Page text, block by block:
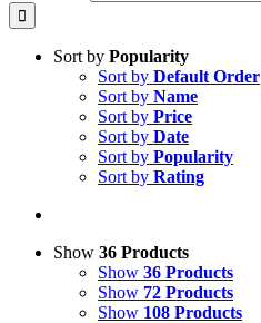
Sort by Popularity
Sort by Default Order
Sort by Name
Sort by Price
Sort by Date
Sort by Popularity
Sort by Rating
Show 36 Products
Show 36 Products
Show 72 Products
Show 108 Products